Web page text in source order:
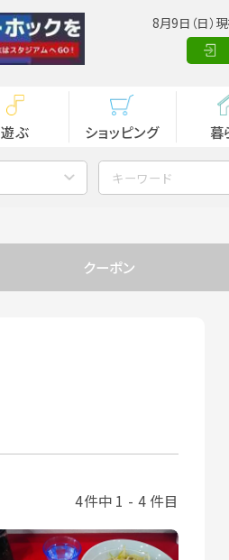
8月9日（日）
遊ぶ ショッピング 暮
クーポン
4件中 1 - 4 件目